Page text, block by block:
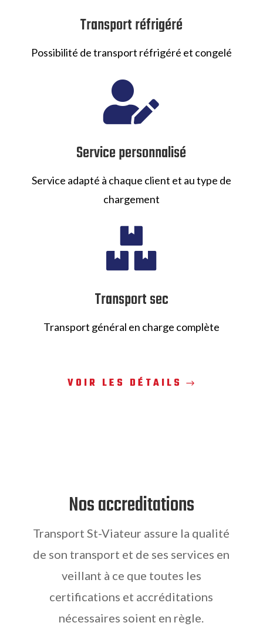
Transport réfrigéré
Possibilité de transport réfrigéré et congelé

Service personnalisé
Service adapté à chaque client et au type de
chargement

Transport sec
Transport général en charge complète
VOIR LES DÉTAILS
Nos accreditations
Transport St-Viateur assure la qualité
de son transport et de ses services en
veillant à ce que toutes les
certifications et accréditations
nécessaires soient en règle.